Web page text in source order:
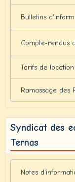
Bulletins
Compte-rendus
Tarifs de
Ramassage des
Syndicat des
Ternas
Notes